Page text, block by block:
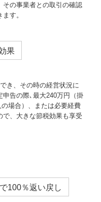
その事業者との取引の確認
す。
果
き、その時の経営状況に
申告の際､最大240万円（掛
場合）、または必要経費
で、大きな節税効果も享受
100％返い戻し